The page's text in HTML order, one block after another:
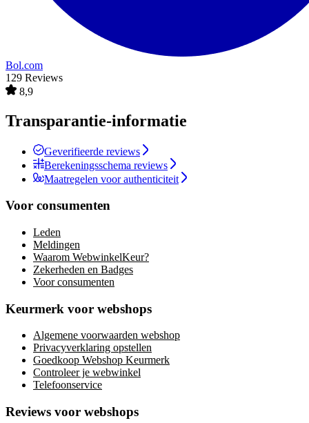
Bol.com
129 Reviews
8,9
Transparantie-informatie
Geverifieerde reviews
Berekeningsschema reviews
Maatregelen voor authenticiteit
Voor consumenten
Leden
Meldingen
Waarom WebwinkelKeur?
Zekerheden en Badges
Voor consumenten
Keurmerk voor webshops
Algemene voorwaarden webshop
Privacyverklaring opstellen
Goedkoop Webshop Keurmerk
Controleer je webwinkel
Telefoonservice
Reviews voor webshops